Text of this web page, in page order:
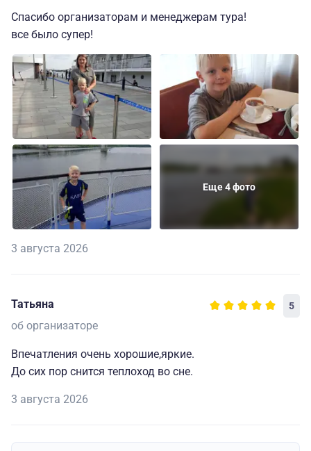
Спасибо организаторам и менеджерам тура!
все было супер!
Еще 4 фото
3 августа 2026
Татьяна 5
об организаторе
Впечатления очень хорошие,яркие.
До сих пор снится теплоход во сне.
3 августа 2026